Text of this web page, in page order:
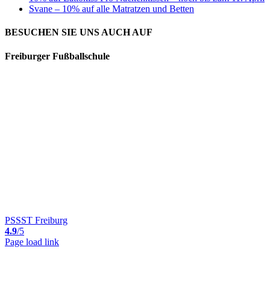
Svane – 10% auf alle Matratzen und Betten
BESUCHEN SIE UNS AUCH AUF
Freiburger Fußballschule
PSSST Freiburg
4.9/5
Page load link